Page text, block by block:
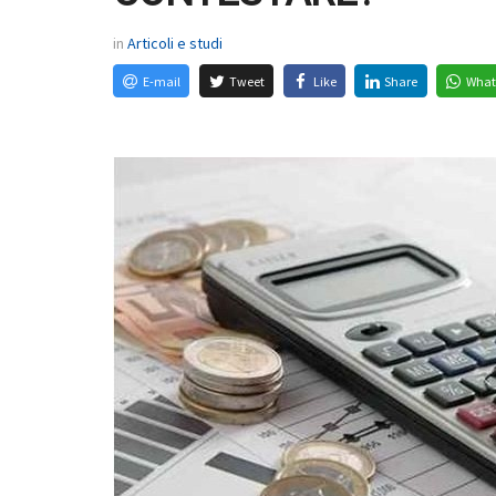
in Articoli e studi
E-mail Tweet Like Share